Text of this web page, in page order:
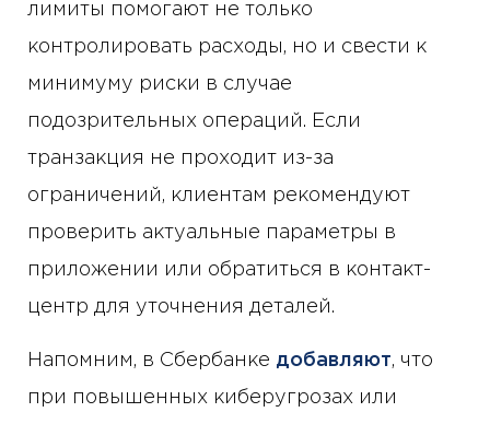
лимиты помогают не только
контролировать расходы, но и свести к
минимуму риски в случае
подозрительных операций. Если
транзакция не проходит из-за
ограничений, клиентам рекомендуют
проверить актуальные параметры в
приложении или обратиться в контакт-
центр для уточнения деталей.
Напомним, в Сбербанке добавляют, что
при повышенных киберугрозах или